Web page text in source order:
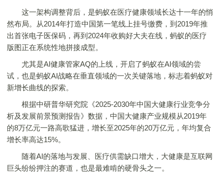
这一架构调整背后，是蚂蚁在医疗健康领域长达十一年的悄
然布局。从2014年打造中国第一笔线上挂号缴费，到2019年推
出首张电子医保码，再到2024年收购好大夫在线，蚂蚁的医疗
版图正在系统性地拼接成型。
尤其是AI健康管家AQ的上线，开启了蚂蚁在AI领域的尝
试，也是蚂蚁AI战略在垂直领域的一次关键落地，标志着蚂蚁对
新增长曲线的探索。
根据中研普华研究院《2025-2030年中国大健康行业竞争分
析及发展前景预测报告》数据，中国大健康产业规模从2019年
的8万亿元一路高歌猛进，增长至2025年的20万亿元，年均复合
增长率高达15%。
随着AI的落地与发展、医疗供需缺口增大，大健康是互联网
巨头纷纷押注的赛道，也是最难啃的硬骨头之一。